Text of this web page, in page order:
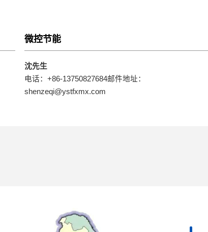
微控节能
沈先生
电话：+86-13750827684邮件地址：
shenzeqi@ystfxmx.com